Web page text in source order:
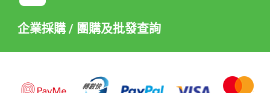
企業採購 / 團購及批發查詢